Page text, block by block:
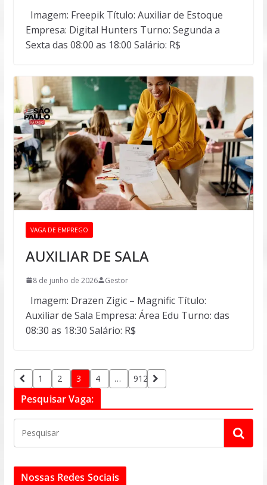
Imagem: Freepik Título: Auxiliar de Estoque
Empresa: Digital Hunters Turno: Segunda a
Sexta das 08:00 as 18:00 Salário: R$
VAGA DE EMPREGO
AUXILIAR DE SALA
8 de junho de 2026 Gestor
Imagem: Drazen Zigic – Magnific Título:
Auxiliar de Sala Empresa: Área Edu Turno: das
08:30 as 18:30 Salário: R$
Paginação
de
posts
1 2 3 4 … 912
Pesquisar Vaga:
Nossas Redes Sociais